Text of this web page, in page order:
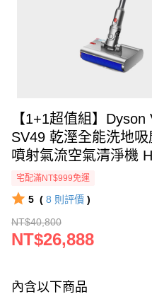
【1+1超值組】
SV49 乾溼全能洗地
噴射氣流空氣清淨機
宅配滿NT$999免運
5 ( 8 則評價 )
NT$40,800
NT$26,888
內含以下商品